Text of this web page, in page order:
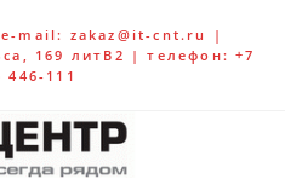
mail: zakaz@it-cnt.ru |
169 литВ2 | телефон: +7
446-111